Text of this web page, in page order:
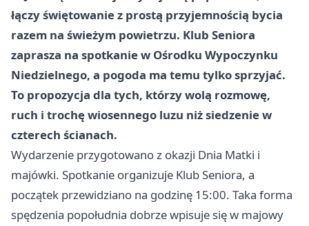
łączy świętowanie z prostą przyjemnością bycia
razem na świeżym powietrzu. Klub Seniora
zaprasza na spotkanie w Ośrodku Wypoczynku
Niedzielnego, a pogoda ma temu tylko sprzyjać.
To propozycja dla tych, którzy wolą rozmowę,
ruch i trochę wiosennego luzu niż siedzenie w
czterech ścianach.
Wydarzenie przygotowano z okazji Dnia Matki i
majówki. Spotkanie organizuje Klub Seniora, a
początek przewidziano na godzinę 15:00. Taka forma
spędzenia popołudnia dobrze wpisuje się w majowy